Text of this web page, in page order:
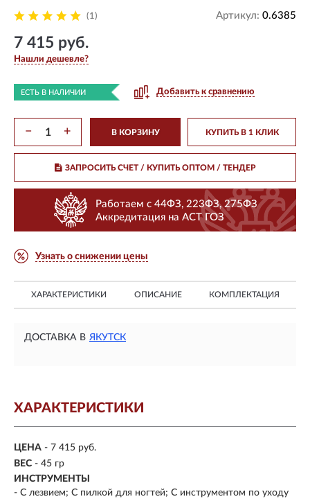
(1) Артикул: 0.6385
7 415 руб.
Нашли дешевле?
ЕСТЬ В НАЛИЧИИ Добавить к сравнению
− + В КОРЗИНУ КУПИТЬ В 1 КЛИК
ЗАПРОСИТЬ СЧЕТ / КУПИТЬ ОПТОМ/ ТЕНДЕР
Работаем с 44ФЗ, 223ФЗ, 275ФЗ
Аккредитация на АСТ ГОЗ
Узнать о снижении цены
ХАРАКТЕРИСТИКИ ОПИСАНИЕ КОМПЛЕКТАЦИЯ
ДОСТАВКА В ЯКУТСК
ХАРАКТЕРИСТИКИ
ЦЕНА - 7 415 руб.
ВЕС - 45 гр
ИНСТРУМЕНТЫ
- С лезвием; С пилкой для ногтей; С инструментом по уходу